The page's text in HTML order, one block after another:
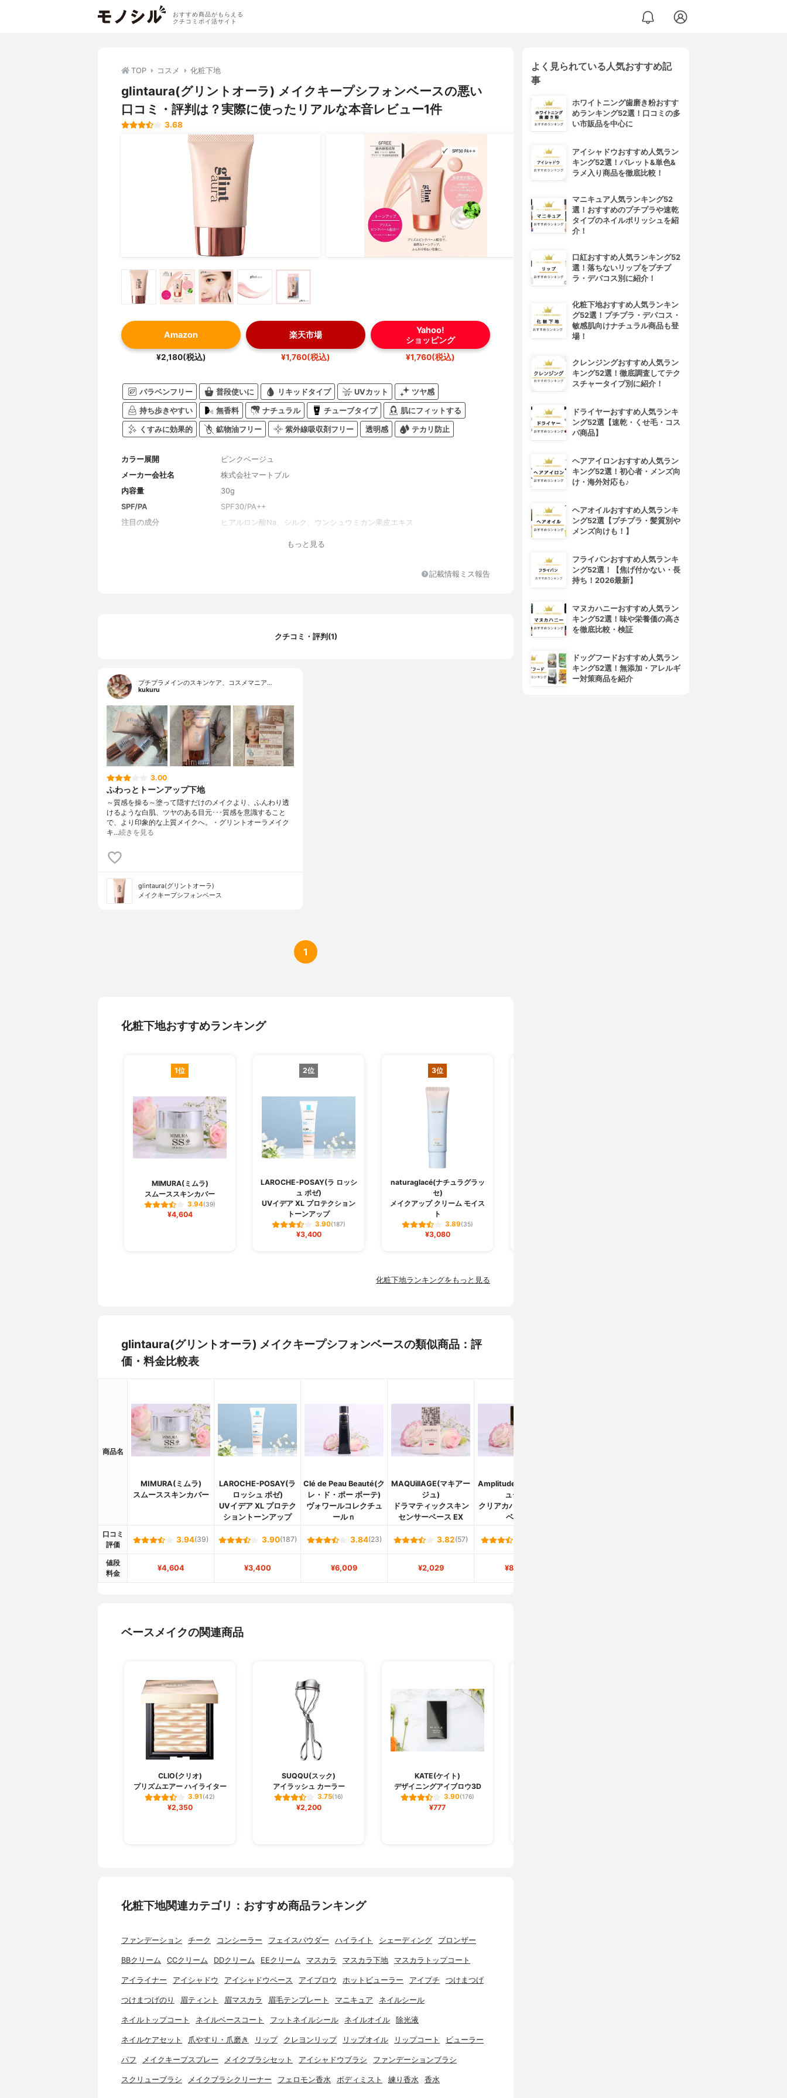
おすすめ商品がもらえる
クチコミポイ活サイト
TOP コスメ 化粧下地
glintaura(グリントオーラ) メイクキープシフォンベースの悪い
口コミ・評判は？実際に使ったリアルな本音レビュー1件
3.68
Amazon
¥2,180(税込)
楽天市場
¥1,760(税込)
Yahoo!
ショッピング
¥1,760(税込)
パラベンフリー 普段使いに リキッドタイプ UVカット ツヤ感
持ち歩きやすい 無香料 ナチュラル チューブタイプ 肌にフィットする
くすみに効果的 鉱物油フリー 紫外線吸収剤フリー 透明感 テカリ防止
カラー展開
ピンクベージュ
メーカー会社名
株式会社マートブル
内容量
30g
SPF/PA
SPF30/PA++
注目の成分
ヒアルロン酸Na、シルク、ウンシュウミカン果皮エキス
水、シクロペンタシロキサン、BG、ジメチコン、PEG-10ジメチコン、ポリメ
チルシルセスキオキサン、窒化ホウ素、シルク、アセチルヒアルロン酸Na、ウ
根エキス、アーチチョーク葉エキス、オウゴン根エキス、ヒアルロン酸Na、テ
もっと見る
記載情報ミス報告
クチコミ・評判(1)
プチプラメインのスキンケア、コスメマニア…
kukuru
3.00
ふわっとトーンアップ下地
～質感を操る～塗って隠すだけのメイクより、ふんわり透
けるような白肌、ツヤのある目元･･･質感を意識すること
で、より印象的な上質メイクへ。・グリントオーラメイク
キ…続きを見る
glintaura(グリントオーラ)
メイクキープシフォンベース
1
化粧下地おすすめランキング
1位
MIMURA(ミムラ)
スムーススキンカバー
3.94(39)
¥4,604
2位
LAROCHE-POSAY(ラ ロッシ
ュ ポゼ)
UVイデア XL プロテクション
トーンアップ
3.90(187)
¥3,400
3位
naturaglacé(ナチュラグラッ
セ)
メイクアップ クリーム モイス
ト
3.89(35)
¥3,080
化粧下地ランキングをもっと見る
glintaura(グリントオーラ) メイクキープシフォンベースの類似商品：評
価・料金比較表
商品名
MIMURA(ミムラ)
スムーススキンカバー
LAROCHE-POSAY(ラ
ロッシュ ポゼ)
UVイデア XL プロテク
ショントーンアップ
Clé de Peau Beauté(ク
レ・ド・ポー ボーテ)
ヴォワールコレクチュ
ールｎ
MAQUillAGE(マキアー
ジュ)
ドラマティックスキン
センサーベース EX
Amplitude(アンプリチ
ュード)
クリアカバー リキッド
ベース
口コミ
評価
3.94(39) 3.90(187) 3.84(23) 3.82(57)
値段
料金
¥4,604 ¥3,400 ¥6,009 ¥2,029 ¥8,250
ベースメイクの関連商品
CLIO(クリオ)
プリズムエアー ハイライター
3.91(42)
¥2,350
SUQQU(スック)
アイラッシュ カーラー
3.75(16)
¥2,200
KATE(ケイト)
デザイニングアイブロウ3D
3.90(176)
¥777
化粧下地関連カテゴリ：おすすめ商品ランキング
ファンデーション チーク コンシーラー フェイスパウダー ハイライト シェーディング ブロンザー
BBクリーム CCクリーム DDクリーム EEクリーム マスカラ マスカラ下地 マスカラトップコート
アイライナー アイシャドウ アイシャドウベース アイブロウ ホットビューラー アイプチ つけまつげ
つけまつげのり 眉ティント 眉マスカラ 眉毛テンプレート マニキュア ネイルシール
ネイルトップコート ネイルベースコート フットネイルシール ネイルオイル 除光液
ネイルケアセット 爪やすり・爪磨き リップ クレヨンリップ リップオイル リップコート ビューラー
パフ メイクキープスプレー メイクブラシセット アイシャドウブラシ ファンデーションブラシ
スクリューブラシ メイクブラシクリーナー フェロモン香水 ボディミスト 練り香水 香水
よく見られている人気おすすめ記
事
ホワイトニング歯磨き粉おすす
めランキング52選！口コミの多
い市販品を中心に
アイシャドウおすすめ人気ラン
キング52選！パレット&単色&
ラメ入り商品を徹底比較！
マニキュア人気ランキング52
選！おすすめのプチプラや速乾
タイプのネイルポリッシュを紹
介！
口紅おすすめ人気ランキング52
選！落ちないリップをプチプ
ラ・デパコス別に紹介！
化粧下地おすすめ人気ランキン
グ52選！プチプラ・デパコス・
敏感肌向けナチュラル商品も登
場！
クレンジングおすすめ人気ラン
キング52選！徹底調査してテク
スチャータイプ別に紹介！
ドライヤーおすすめ人気ランキ
ング52選【速乾・くせ毛・コス
パ商品】
ヘアアイロンおすすめ人気ラン
キング52選！初心者・メンズ向
け・海外対応も♪
ヘアオイルおすすめ人気ランキ
ング52選【プチプラ・髪質別や
メンズ向けも！】
フライパンおすすめ人気ランキ
ング52選！【焦げ付かない・長
持ち！2026最新】
マヌカハニーおすすめ人気ラン
キング52選！味や栄養価の高さ
を徹底比較・検証
ドッグフードおすすめ人気ラン
キング52選！無添加・アレルギ
ー対策商品を紹介